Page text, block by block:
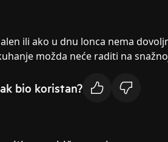
ili ako u dnu lonca nema
možda neće raditi na
bio koristan?